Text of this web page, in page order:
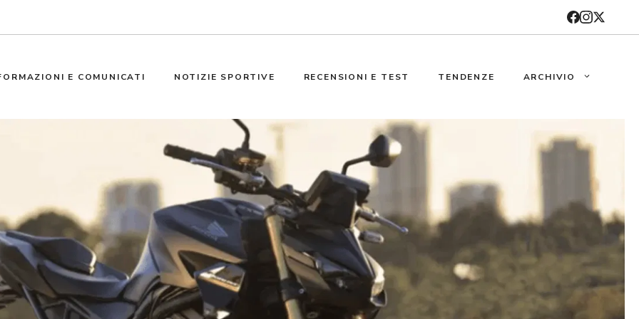
E COMUNICATI NOTIZIE SPORTIVE RECENSIONI E TEST TENDENZE ARCHIVIO